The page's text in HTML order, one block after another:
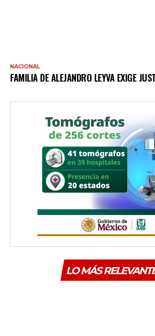
NACIONAL
FAMILIA DE ALEJANDRO LEYVA EXIGE
LO MÁS